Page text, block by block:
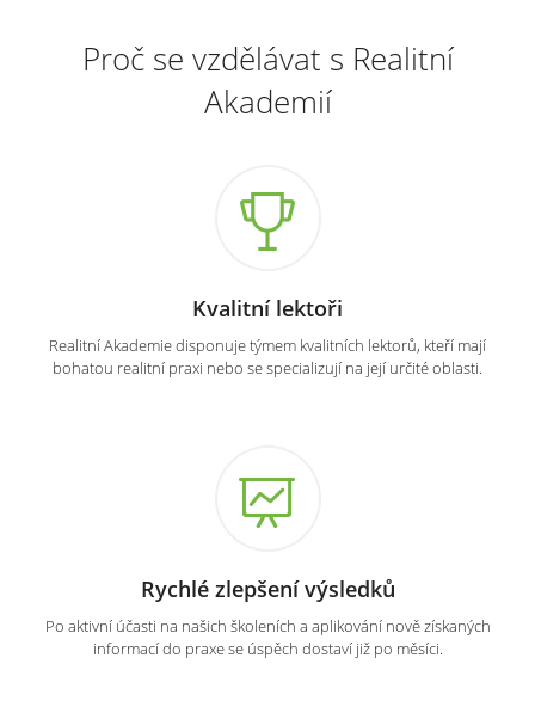
Proč se vzdělávat s Realitní
Akademií
Kvalitní lektoři
Realitní Akademie disponuje týmem kvalitních lektorů, kteří mají
bohatou realitní praxi nebo se specializují na její určité oblasti.
Rychlé zlepšení výsledků
Po aktivní účasti na našich školeních a aplikování nově získaných
informací do praxe se úspěch dostaví již po měsíci.